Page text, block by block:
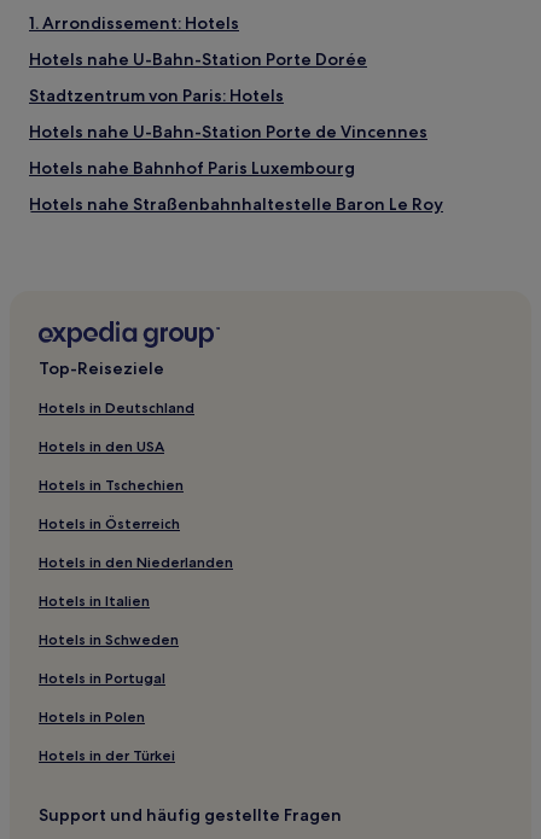
1. Arrondissement: Hotels
Hotels nahe U-Bahn-Station Porte Dorée
Stadtzentrum von Paris: Hotels
Hotels nahe U-Bahn-Station Porte de Vincennes
Hotels nahe Bahnhof Paris Luxembourg
Hotels nahe Straßenbahnhaltestelle Baron Le Roy
Quartier de l’Horloge: Hotels
Hotels nahe Jardins de Bercy
Hotels nahe U-Bahn-Station Daumesnil
Hotels nahe Collège de France
Hotels nahe Musée du Luxembourg
Hotels nahe Comédie-Française
Hotels nahe Metrostation Place d'Italie
Métropole du Grand Paris: Hotels
Hotels nahe Pfarrkirche Saint-Germain-l'Auxerrois
Hotels nahe Musée Cognacq-Jay
Triangle de Choisy: Hotels
Hotels nahe Salle St-Jean
Paris Hotels
Top-Reiseziele
Hotels in Deutschland
Hotels in den USA
Hotels in Tschechien
Hotels in Österreich
Hotels in den Niederlanden
Hotels in Italien
Hotels in Schweden
Hotels in Portugal
Hotels in Polen
Hotels in der Türkei
Support und häufig gestellte Fragen